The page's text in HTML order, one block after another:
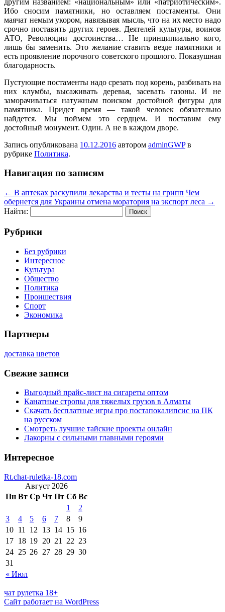
Ибо сносим памятники, но оставляем постаменты. Они
маячат немым укором, навязывая мысль, что на их место надо
срочно поставить других героев. Деятелей культуры, воинов
АТО, Революции достоинства… Не принципиально кого,
лишь бы заменить. Это желание ставить везде памятники и
есть проявление порочного советского прошлого. Показушная
благодарность.
Пустующие постаменты надо срезать под корень, разбивать на
них клумбы, высаживать деревья, засевать газоны. И не
заморачиваться натужным поиском достойной фигуры для
памятника. Придет время — такой человек обязательно
найдется. Мы поймем это сердцем. И поставим ему
достойный монумент. Один. А не в каждом дворе.
Запись опубликована 10.12.2016 автором adminGWPв
рубрике Политика.
Навигация по записям
← В аптеках раскупили лекарства и тесты на грипп Чем
обернется для Украины отмена моратория на экспорт леса →
Найти:
Рубрики
Без рубрики
Интересное
Культура
Общество
Политика
Проишествия
Спорт
Экономика
Партнеры
доставка цветов
Свежие записи
Выгодный прайс-лист на сигареты оптом
Канатные стропы для тяжелых грузов в Алматы
Скачать бесплатные игры про постапокалипсис на ПК
на русском
Смотреть лучшие тайские проекты онлайн
Лакорны с сильными главными героями
Интересное
Rt.chat-ruletka-18.com
Август 2026
Пн Вт Ср Чт Пт Сб Вс
« Июл
1
2
3
4 5 6 7 8
9
10 11 12 13 14 15 16
17 18 19 20 21 22 23
24 25 26 27 28 29 30
31
чат рулетка 18+
Сайт работает на WordPress